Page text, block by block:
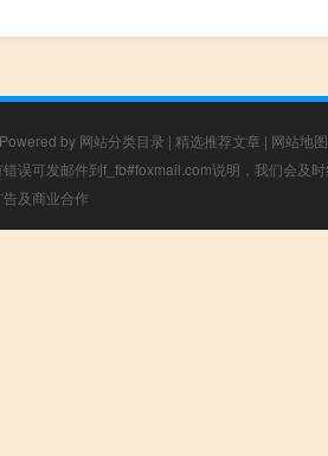
Powered by 网站分类目录 | 精选推荐文章 | 网站地图
误可发邮件到f_fb#foxmail.com说明，我们会及
及商业合作